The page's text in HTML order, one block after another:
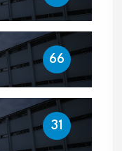
66
31